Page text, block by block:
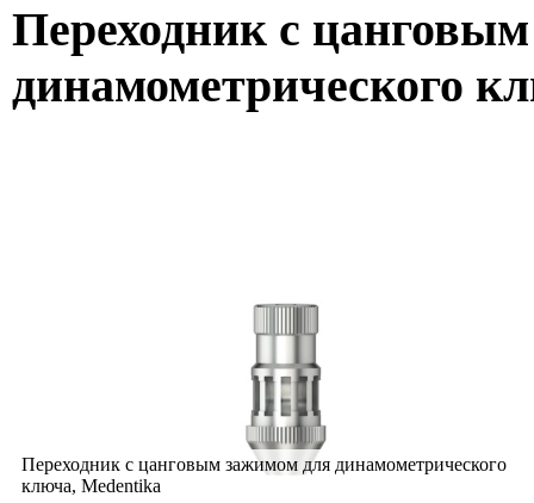
Переходник с
динамометрического
Переходник с цанговым зажимом для динамометрического
ключа, Medentika